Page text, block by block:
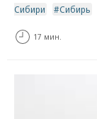
Сибири
Сибирь
17 мин.